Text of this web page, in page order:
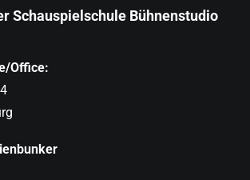
Schauspielschule Bühnenstudio
Office: